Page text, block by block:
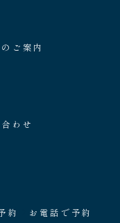
ご案内
わせ
約 お電話で予約